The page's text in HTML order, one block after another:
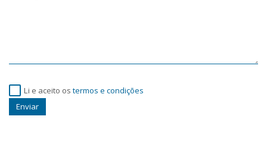
Li e aceito os termos e condições
Enviar